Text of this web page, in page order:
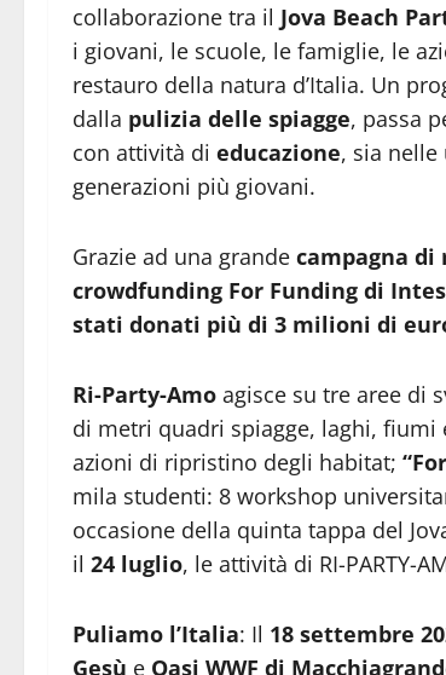
collaborazione tra il Jova Beach
i giovani, le scuole, le famiglie, le
restauro della natura d’Italia. Un
dalla pulizia delle spiagge, passa
con attività di educazione, sia
generazioni più giovani.
Grazie ad una grande campagna di
crowdfunding For Funding di
stati donati più di 3 milioni di
Ri-Party-Amo agisce su tre aree di
di metri quadri spiagge, laghi, fiumi
azioni di ripristino degli habitat;
mila studenti: 8 workshop
occasione della quinta tappa del
il 24 luglio, le attività di RI-PARTY-
Puliamo l’Italia: Il 18 settembre
Gesù e Oasi WWF di